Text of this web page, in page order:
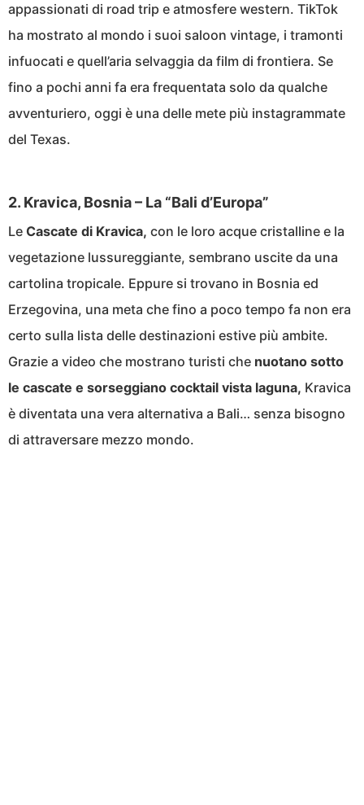
appassionati di road trip e atmosfere western. TikTok
ha mostrato al mondo i suoi saloon vintage, i tramonti
infuocati e quell’aria selvaggia da film di frontiera. Se
fino a pochi anni fa era frequentata solo da qualche
avventuriero, oggi è una delle mete più instagrammate
del Texas.
2. Kravica, Bosnia – La “Bali d’Europa”
Le Cascate di Kravica, con le loro acque cristalline e la
vegetazione lussureggiante, sembrano uscite da una
cartolina tropicale. Eppure si trovano in Bosnia ed
Erzegovina, una meta che fino a poco tempo fa non era
certo sulla lista delle destinazioni estive più ambite.
Grazie a video che mostrano turisti che nuotano sotto
le cascate e sorseggiano cocktail vista laguna, Kravica
è diventata una vera alternativa a Bali… senza bisogno
di attraversare mezzo mondo.